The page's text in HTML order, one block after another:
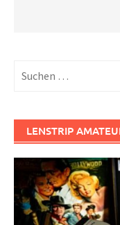
nach:
LENSTRIP